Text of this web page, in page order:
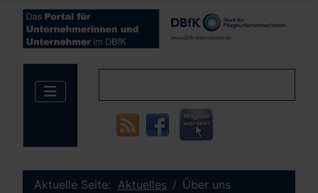
Aktuelle Seite: Aktuelles
Über uns